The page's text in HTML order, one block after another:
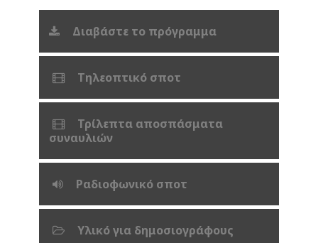
Διαβάστε το πρόγραμμα
Τηλεοπτικό σποτ
Τρίλεπτα αποσπάσματα
συναυλιών
Ραδιοφωνικό σποτ
Υλικό για δημοσιογράφους